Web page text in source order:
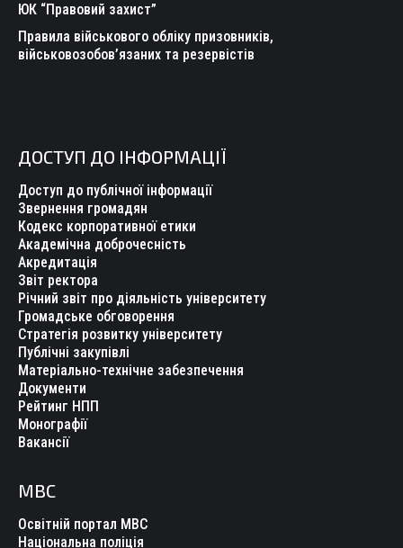
ЮК “Правовий захист”
Правила військового обліку призовників,
військовозобов’язаних та резервістів
ДОСТУП ДО ІНФОРМАЦІЇ
Доступ до публічної інформації
Звернення громадян
Кодекс корпоративної етики
Академічна доброчесність
Акредитація
Звіт ректора
Річний звіт про діяльність університету
Громадське обговорення
Стратегія розвитку університету
Публічні закупівлі
Матеріально-технічне забезпечення
Документи
Рейтинг НПП
Монографії
Вакансії
МВС
Освітній портал МВС
Національна поліція